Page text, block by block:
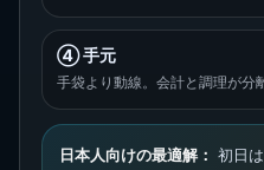
④ 手元
手袋より動線。会計と調理が分
日本人向けの最適解： 初日